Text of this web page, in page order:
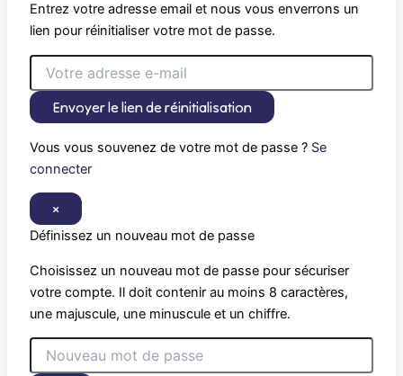
Entrez votre adresse email et nous vous enverrons un
lien pour réinitialiser votre mot de passe.
Envoyer le lien de réinitialisation
Vous vous souvenez de votre mot de passe ? Se
connecter
×
Définissez un nouveau mot de passe
Choisissez un nouveau mot de passe pour sécuriser
votre compte. Il doit contenir au moins 8 caractères,
une majuscule, une minuscule et un chiffre.